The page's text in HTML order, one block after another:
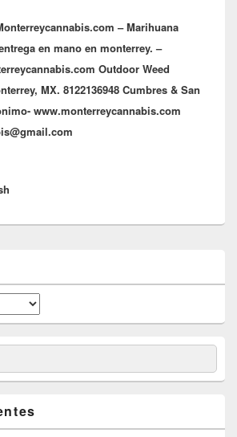
– Marihuana
en mano en monterrey. –
Outdoor Weed
MX. 8122136948 Cumbres & San
www.monterreycannabis.com